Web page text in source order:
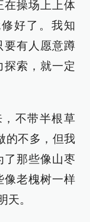
在操场上上体
好了。我知
要有人愿意蹲
探索，就一定
不带半根草
的不多，但我
那些像山枣
像老槐树一样
天。